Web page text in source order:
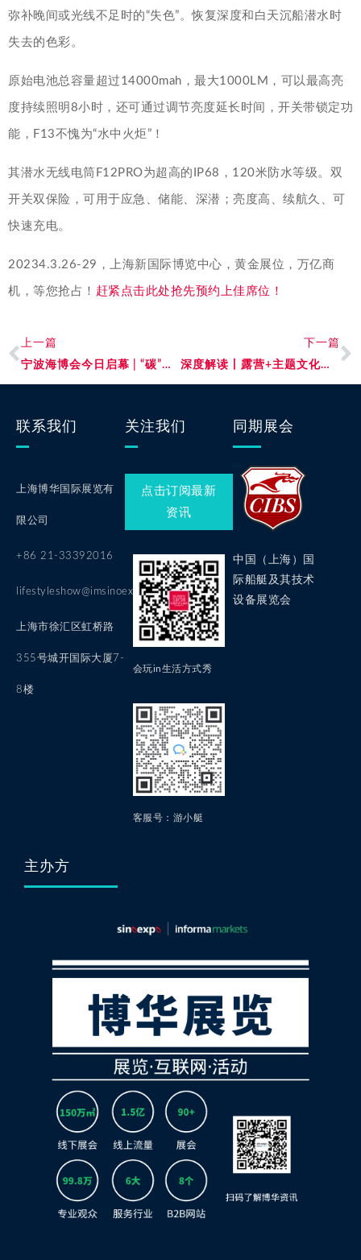
弥补晚间或光线不足时的“失色”。恢复深度和白天沉船潜水时
失去的色彩。
原始电池总容量超过14000mah，最大1000LM，可以最高亮
度持续照明8小时，还可通过调节亮度延长时间，开关带锁定功
能，F13不愧为“水中火炬”！
其潜水无线电筒F12PRO为超高的IP68，120米防水等级。双
开关双保险，可用于应急、储能、深潜；亮度高、续航久、可
快速充电。
20234.3.26-29，上海新国际博览中心，黄金展位，万亿商
机，等您抢占！ 赶紧点击此处抢先预约上佳席位！
上一篇
宁波海博会今日启幕 | “碳”路美好未来，智慧引领发展，携手助力中国海事行业挺进质量高地！
下一篇
深度解读丨露营+主题文化，卷出营地新高度
联系我们
上海博华国际展览有
限公司
+86 21-33392016
lifestyleshow@imsinoexpo.com
上海市徐汇区虹桥路
355号城开国际大厦7-
8楼
关注我们
点击订阅最新
资讯
会玩in生活方式秀
客服号：游小艇
同期展会
中国（上海）国
际船艇及其技术
设备展览会
主办方